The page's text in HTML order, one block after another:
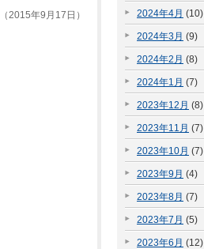
（2015年9月17日）
2024年4月 (10)
2024年3月 (9)
2024年2月 (8)
2024年1月 (7)
2023年12月 (8)
2023年11月 (7)
2023年10月 (7)
2023年9月 (4)
2023年8月 (7)
2023年7月 (5)
2023年6月 (12)